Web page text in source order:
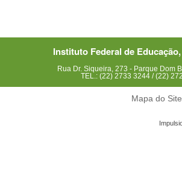
Instituto Federal de
Rua Dr. Siqueira, 273 - Parque Dom
TEL.: (22) 2733 3244 / (22)
Mapa do Site